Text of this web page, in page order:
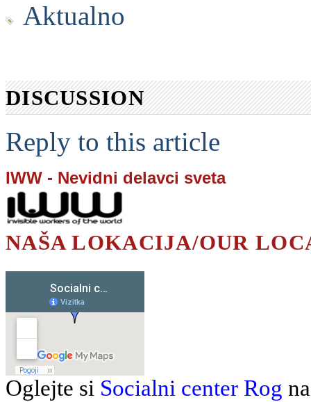
Aktualno
DISCUSSION
Reply to this article
IWW - Nevidni delavci sveta
NAŠA LOKACIJA/OUR
Oglejte si Socialni center Rog